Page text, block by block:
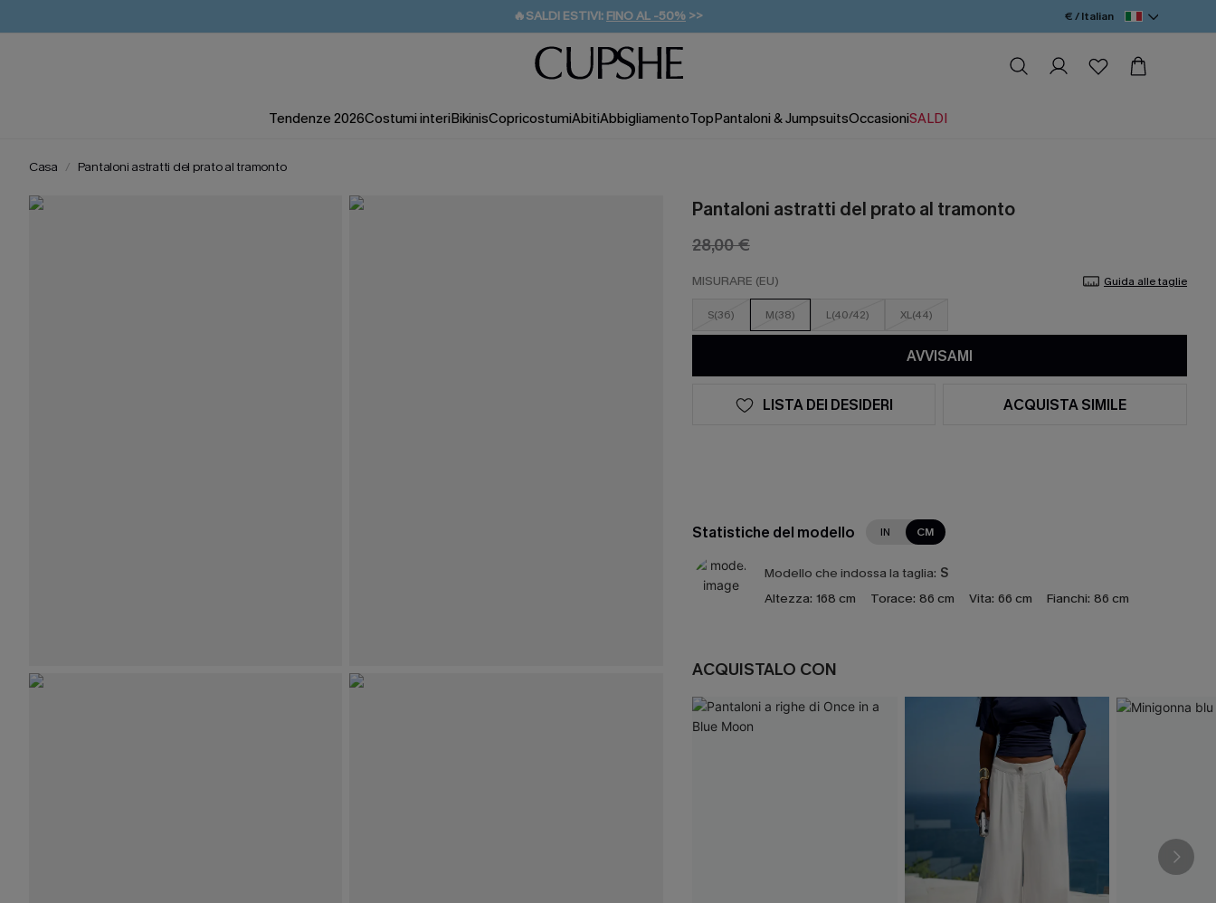
🔥SALDI ESTIVI: FINO AL -50% >>
🚚SPEDIZIONE GRATUITA DA 49€
💌REGALO PER I NUOVI: 20% DI SCONTO*
€ / Italian
Tendenze 2026Costumi interiBikinisCopricostumiAbitiAbbigliamentoTopPantaloni & JumpsuitsOccasioniSALDI
Casa Pantaloni astratti del prato al tramonto
Pantaloni astratti del prato al tramonto
28,00 €
MISURARE (EU) Guida alle taglie
S(36) M(38) L(40/42) XL(44)
AVVISAMI
LISTA DEI DESIDERI ACQUISTA SIMILE
Statistiche del modello IN CM
Modello che indossa la taglia: S
Altezza: 168 cm Torace: 86 cm Vita: 66 cm Fianchi: 86 cm
ACQUISTALO CON